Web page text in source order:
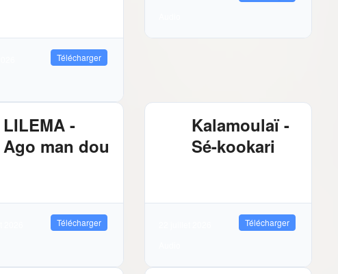
Télécharger
LILEMA -
Ago man dou
Télécharger
Kalamoulaï -
Sé-kookari
Télécharger